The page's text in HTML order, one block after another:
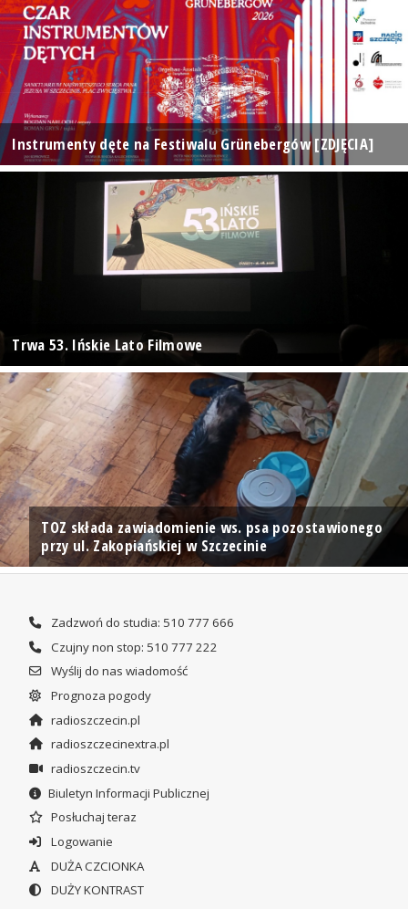
Instrumenty dęte na Festiwalu Grünebergów [ZDJĘCIA]
Trwa 53. Ińskie Lato Filmowe
TOZ składa zawiadomienie ws. psa pozostawionego
przy ul. Zakopiańskiej w Szczecinie
Zadzwoń do studia: 510 777 666
Czujny non stop: 510 777 222
Wyślij do nas wiadomość
Prognoza pogody
radioszczecin.pl
radioszczecinextra.pl
radioszczecin.tv
Biuletyn Informacji Publicznej
Posłuchaj teraz
Logowanie
DUŻA CZCIONKA
DUŻY KONTRAST